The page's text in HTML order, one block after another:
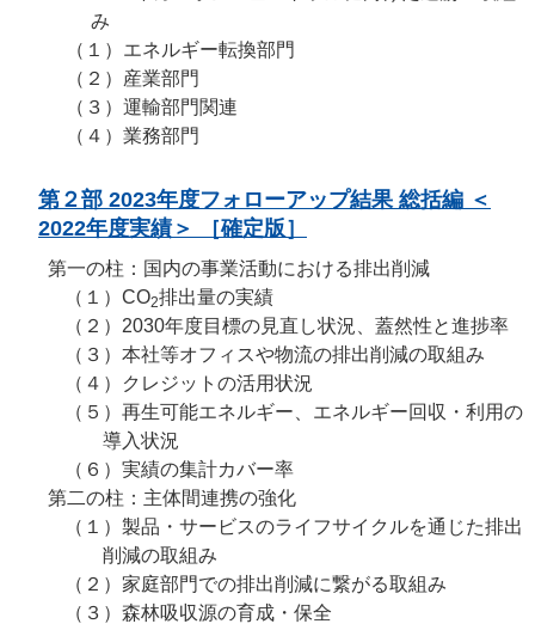
み
（１） エネルギー転換部門
（２） 産業部門
（３） 運輸部門関連
（４） 業務部門
第２部 2023年度フォローアップ結果 総括編 ＜
2022年度実績＞ ［確定版］
第一の柱：国内の事業活動における排出削減
（１） CO2排出量の実績
（２） 2030年度目標の見直し状況、蓋然性と進捗率
（３） 本社等オフィスや物流の排出削減の取組み
（４）
クレジットの活用状況
（５） 再生可能エネルギー、エネルギー回収・利用の
導入状況
（６） 実績の集計カバー率
第二の柱：主体間連携の強化
（１） 製品・サービスのライフサイクルを通じた排出
削減の取組み
（２） 家庭部門での排出削減に繋がる取組み
（３） 森林吸収源の育成・保全